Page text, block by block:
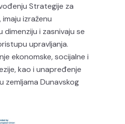
Strategije za
izraženu
dimenziju i zasnivaju se
upravljanja.
ekonomske, socijalne i
kao i unapređenje
zemljama Dunavskog